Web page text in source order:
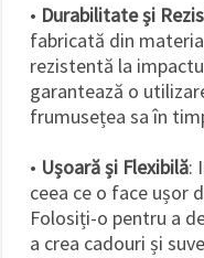
• Durabilitate și
fabricată din
rezistentă la
garantează o
frumusețea sa în
• Ușoară și Flexibilă:
ceea ce o face ușor
Folosiți-o pentru a
a crea cadouri și